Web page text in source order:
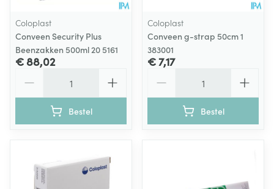
Coloplast
Conveen Security Plus
Beenzakken 500ml 20 5161
€ 88,02
Bestel
Coloplast
Conveen g-strap 50cm 1
383001
€ 7,17
Bestel